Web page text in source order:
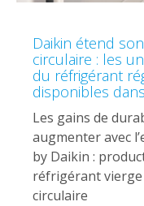
Daikin étend
circulaire : les
du réfrigérant
disponibles
Les gains de
augmenter avec
by Daikin :
réfrigérant vierge
circulaire